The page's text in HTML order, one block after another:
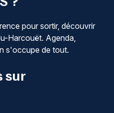
pour sortir, découvrir
Harcouët. Agenda,
s'occupe de tout.
sur